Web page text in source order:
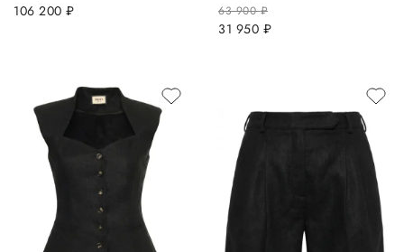
106 200 руб. 63 900руб.
31 950 руб.